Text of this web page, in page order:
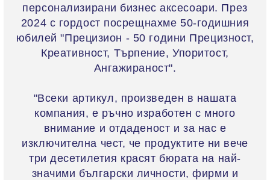
персонализирани бизнес аксесоари. През
2024 с гордост посрещнахме 50-годишния
юбилей "Прецизион - 50 години Прецизност,
Креативност, Търпение, Упоритост,
Ангажираност".
"Всеки артикул, произведен в нашата
компания, е ръчно изработен с много
внимание и отдаденост и за нас е
изключителна чест, че продуктите ни вече
три десетилетия красят бюрата на най-
значими български личности, фирми и